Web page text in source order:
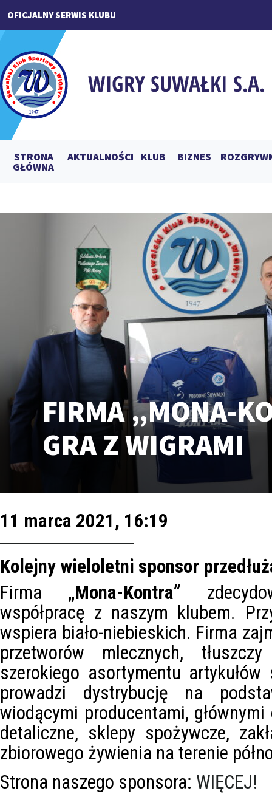
OFICJALNY SERWIS KLUBU
STRONA
GŁÓWNA
AKTUALNOŚCI KLUB BIZNES
FIRMA „MONA-
GRA Z WIGRAMI
11 marca 2021, 16:19
Kolejny wieloletni sponsor
Firma „Mona-Kontra”
współpracę z naszym klubem.
wspiera biało-niebieskich. Firma
przetworów mlecznych,
szerokiego asortymentu artykułów
prowadzi dystrybucję na
wiodącymi producentami,
detaliczne, sklepy spożywcze,
zbiorowego żywienia na terenie
Strona naszego sponsora: WIĘCEJ!